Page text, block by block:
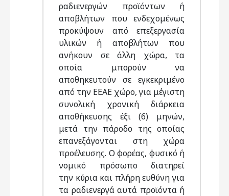
ραδιενεργών προϊόντων ή
αποβλήτων που ενδεχομένως
προκύψουν από επεξεργασία
υλικών ή αποβλήτων που
ανήκουν σε άλλη χώρα, τα
οποία μπορούν να
αποθηκευτούν σε εγκεκριμένο
από την ΕΕΑΕ χώρο, για μέγιστη
συνολική χρονική διάρκεια
αποθήκευσης έξι (6) μηνών,
μετά την πάροδο της οποίας
επανεξάγονται στη χώρα
προέλευσης. Ο φορέας, φυσικό ή
νομικό πρόσωπο διατηρεί
την κύρια και πλήρη ευθύνη για
τα ραδιενεργά αυτά προϊόντα ή